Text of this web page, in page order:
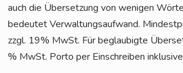
auch die Über­set­zung von weni­gen
bedeu­tet Ver­wal­tungs­auf­wand.
zzgl. 19% MwSt. Für beglau­big­te
% MwSt. Por­to per Ein­schrei­ben